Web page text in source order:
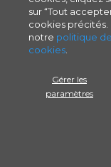
sur “Tout
cookies précités.
notre politique
cookies
Gérer les
paramètres